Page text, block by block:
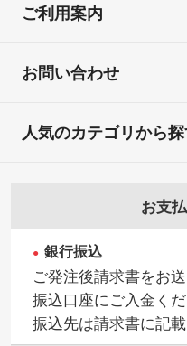
ご利用案内
お問い合わせ
お支
銀行振込
ご発注後請求書をお
振込口座にご入金くだ
振込先は請求書に記載
人気のカテゴリから